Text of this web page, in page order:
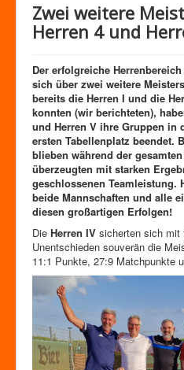
Zwei weitere
Herren 4 und
Der erfolgreiche
sich über zwei weitere
bereits die Herren I und die
konnten (wir berichteten),
und Herren V ihre Gruppen in
ersten Tabellenplatz beendet.
blieben während der
überzeugten mit starken
geschlossenen Teamleistung.
beide Mannschaften und alle
diesen großartigen Erfolgen!
Die Herren IV sicherten sich mit
Unentschieden souverän die
11:1 Punkte, 27:9 Matchpunkte